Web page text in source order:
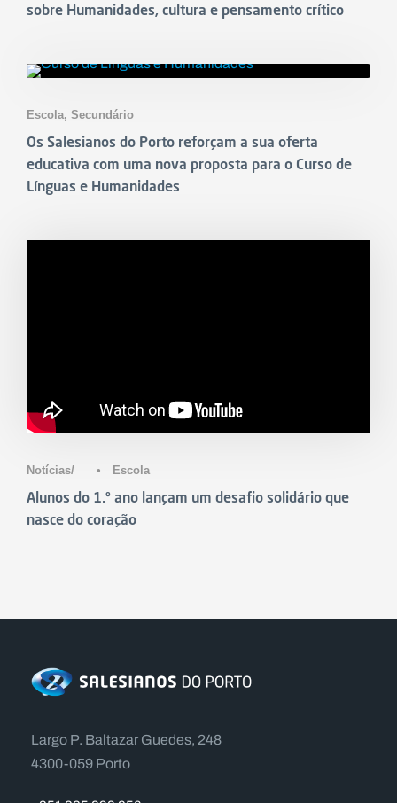
sobre Humanidades, cultura e pensamento crítico
Escola, Secundário
Os Salesianos do Porto reforçam a sua oferta
educativa com uma nova proposta para o Curso de
Línguas e Humanidades
Notícias • Escola
Alunos do 1.º ano lançam um desafio solidário que
nasce do coração
Largo P. Baltazar Guedes, 248
4300-059 Porto